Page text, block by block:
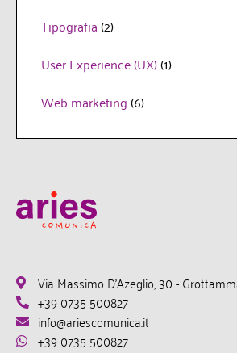
Tipografia(2)
User Experience (UX)(1)
Web marketing(6)
Via Massimo D'Azeglio, 30 -
+39 0735 500827
info@ariescomunica.it
+39 0735 500827